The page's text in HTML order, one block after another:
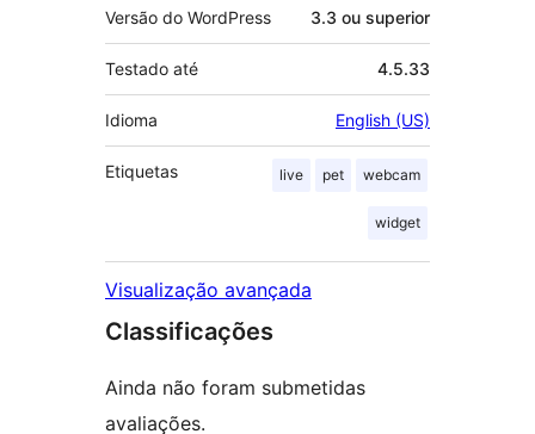
Versão do WordPress 3.3 ou superior
Testado até 4.5.33
Idioma English (US)
Etiquetas live pet webcam
widget
Visualização avançada
Classificações
Ainda não foram submetidas
avaliações.